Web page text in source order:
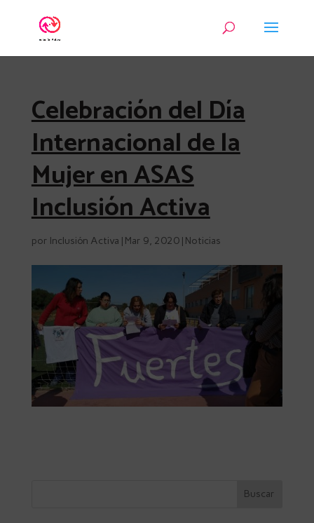
Celebración del Día
Internacional de la
Mujer en ASAS
Inclusión Activa
por Inclusión Activa | Mar 9, 2020| Noticias